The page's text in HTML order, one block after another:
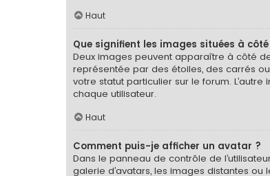
Haut
Que signifient les images situées à
Deux images peuvent apparaître à côté
représentée par des étoiles, des carrés
votre statut particulier sur le forum.
chaque utilisateur.
Haut
Comment puis-je afficher un avatar ?
Dans le panneau de contrôle de
galerie d’avatars, les images distantes